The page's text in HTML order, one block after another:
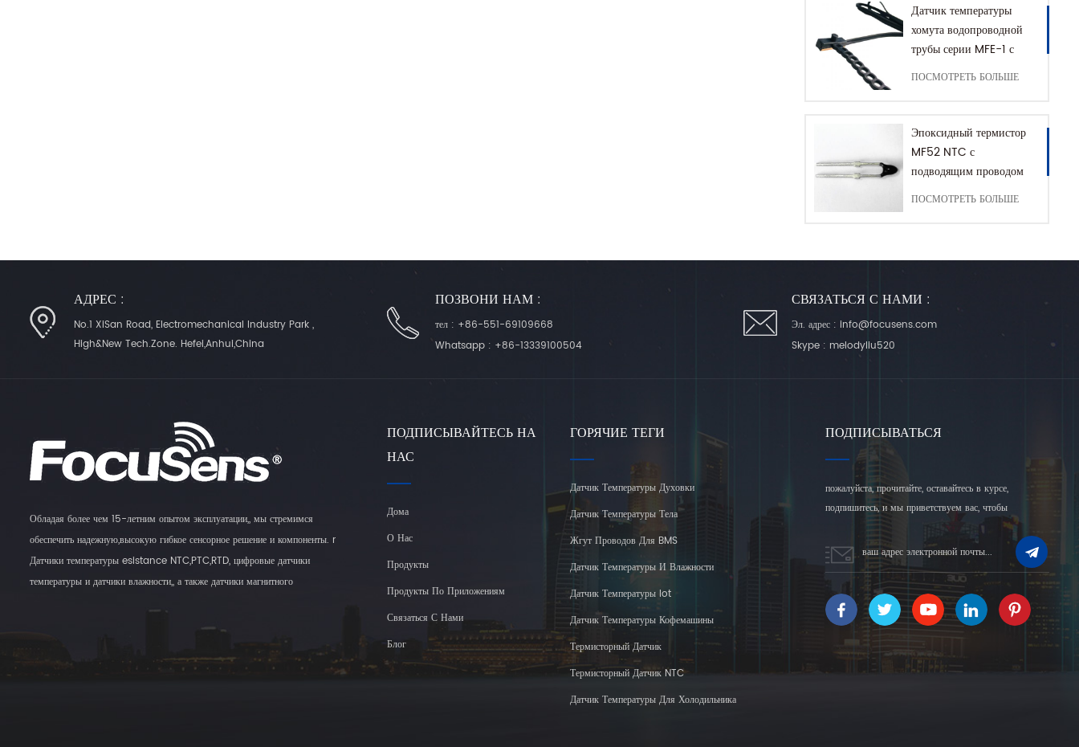
Датчик температуры
хомута водопроводной
трубы серии MFE-1 с
удлинительной цепью
ПОСМОТРЕТЬ БОЛЬШЕ
Эпоксидный термистор
MF52 NTC с
подводящим проводом
рамы
ПОСМОТРЕТЬ БОЛЬШЕ
АДРЕС :
No.1 XiSan Road, Electromechanical Industry Park ,
High&New Tech.Zone. Hefei,Anhui,China
ПОЗВОНИ НАМ :
тел : +86-551-69109668
Whatsapp : +86-13339100504
СВЯЗАТЬСЯ С НАМИ :
Эл. адрес : info@focusens.com
Skype : melodyliu520
Обладая более чем 15-летним опытом эксплуатации,, мы стремимся
обеспечить надежную,высокую гибкое сенсорное решение и компоненты. r
Датчики температуры esistance NTC,PTC,RTD, цифровые датчики
температуры и датчики влажности,, а также датчики магнитного
ПОДПИСЫВАЙТЕСЬ НА
НАС
Дома
О Нас
Продукты
Продукты По Приложениям
Связаться С Нами
Блог
ГОРЯЧИЕ ТЕГИ
Датчик Температуры Духовки
Датчик Температуры Тела
Жгут Проводов Для BMS
Датчик Температуры И Влажности
Датчик Температуры Iot
Датчик Температуры Кофемашины
Термисторный Датчик
Термисторный Датчик NTC
Датчик Температуры Для Холодильника
ПОДПИСЫВАТЬСЯ
пожалуйста, прочитайте, оставайтесь в курсе,
подпишитесь, и мы приветствуем вас, чтобы
рассказать нам, что вы думаете.